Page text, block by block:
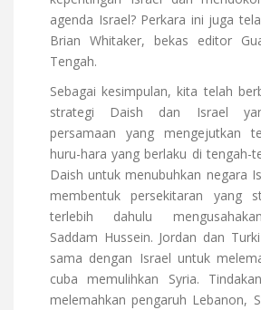
agenda Israel? Perkara ini juga
Brian Whitaker, bekas editor
Tengah.
Sebagai kesimpulan, kita telah
strategi Daish dan Israel
persamaan yang mengejutkan
huru-hara yang berlaku di tengah-
Daish untuk menubuhkan negara
membentuk persekitaran yang
terlebih dahulu
Saddam Hussein. Jordan dan
sama dengan Israel untuk
cuba memulihkan Syria.
melemahkan pengaruh Lebanon,